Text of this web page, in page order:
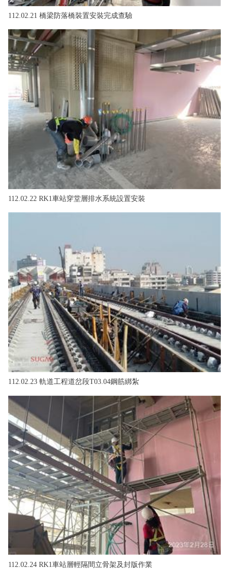
112.02.21 橋梁防落橋裝置安裝完成查驗
112.02.22 RK1車站穿堂層排水系統設置安裝
112.02.23 軌道工程道岔段T03.04鋼筋綁紮
112.02.24 RK1車站層輕隔間立骨架及封版作業